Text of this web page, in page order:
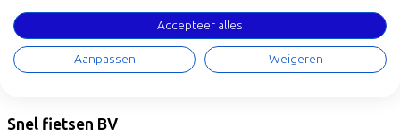
Snel fietsen BV
Accepteer alles
Aanpassen Weigeren